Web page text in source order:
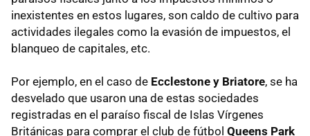
inexistentes en estos lugares, son caldo de cultivo para
actividades ilegales como la evasión de impuestos, el
blanqueo de capitales, etc.
Por ejemplo, en el caso de Ecclestone y Briatore, se ha
desvelado que usaron una de estas sociedades
registradas en el paraíso fiscal de Islas Vírgenes
Británicas para comprar el club de fútbol Queens Park